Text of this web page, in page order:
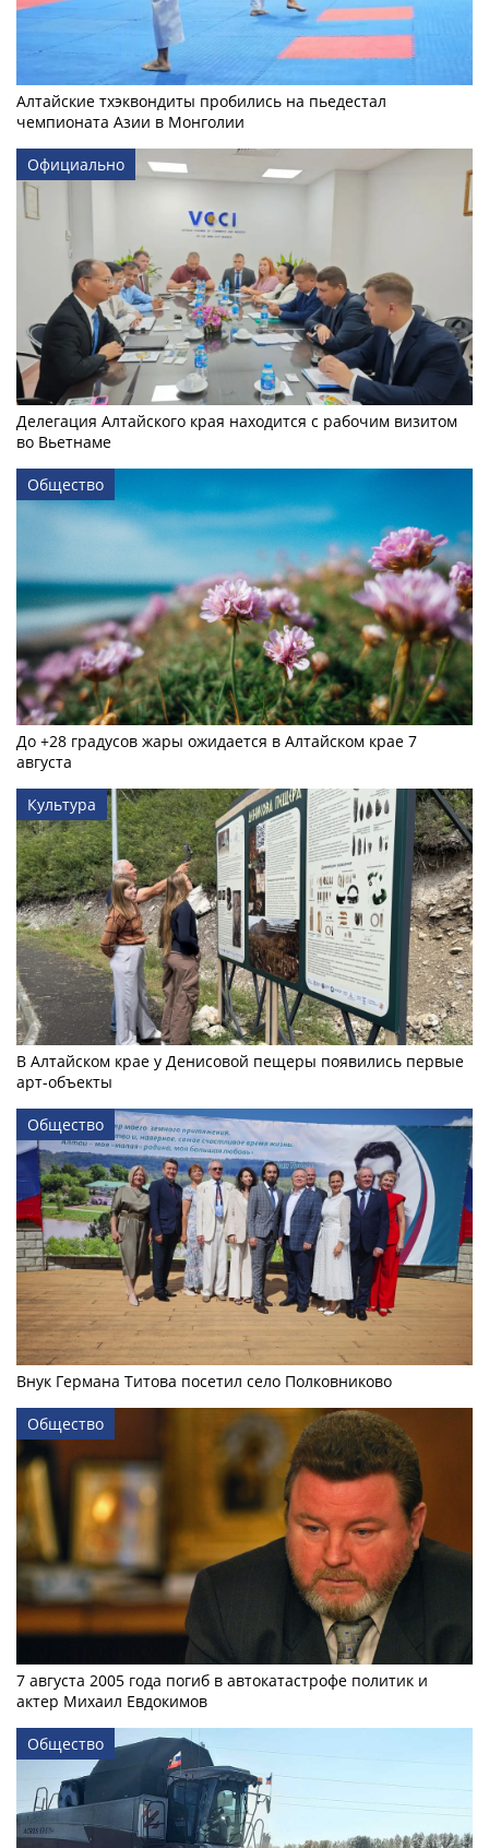
Алтайские тхэквондиты пробились на пьедестал
чемпионата Азии в Монголии
Официально
Делегация Алтайского края находится с рабочим визитом
во Вьетнаме
Общество
До +28 градусов жары ожидается в Алтайском крае 7
августа
Культура
В Алтайском крае у Денисовой пещеры появились первые
арт-объекты
Общество
Внук Германа Титова посетил село Полковниково
Общество
7 августа 2005 года погиб в автокатастрофе политик и
актер Михаил Евдокимов
Общество